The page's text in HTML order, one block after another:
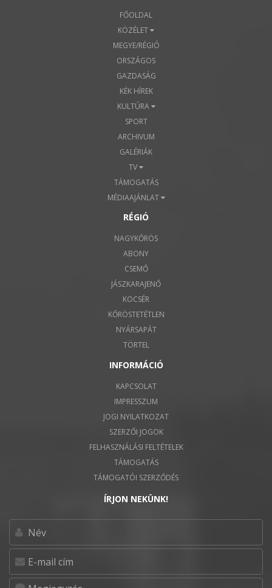
FŐOLDAL
KÖZÉLET
MEGYE/RÉGIÓ
ORSZÁGOS
GAZDASÁG
KÉK HÍREK
KULTÚRA
SPORT
ARCHIVUM
GALÉRIÁK
TV
TÁMOGATÁS
MÉDIAAJÁNLAT
RÉGIÓ
NAGYKŐRÖS
ABONY
CSEMŐ
JÁSZKARAJENŐ
KOCSÉR
KŐRÖSTETÉTLEN
NYÁRSAPÁT
TÖRTEL
INFORMÁCIÓ
KAPCSOLAT
IMPRESSZUM
JOGI NYILATKOZAT
SZERZŐI JOGOK
FELHASZNÁLÁSI FELTÉTELEK
TÁMOGATÁS
TÁMOGATÓI SZERZŐDÉS
ÍRJON NEKÜNK!